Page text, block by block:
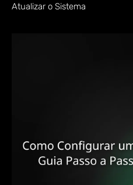
Atualizar o Sistema